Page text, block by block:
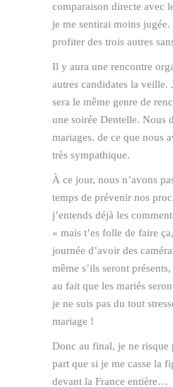
comparaison directe avec
je me sentirai moins jugée.
profiter des trois autres
Il y aura une rencontre
autres candidates la veille.
sera le même genre de
une soirée Dentelle. Nous
mariages. de ce que nous
très sympathique.
À ce jour, nous n’avons
temps de prévenir nos
j’entends déjà les
« mais t’es folle de faire
journée d’avoir des
même s’ils seront
au fait que les mariés
je ne suis pas du tout
mariage !
Donc au final, je ne risque
part que si je me casse la
devant la France entière…